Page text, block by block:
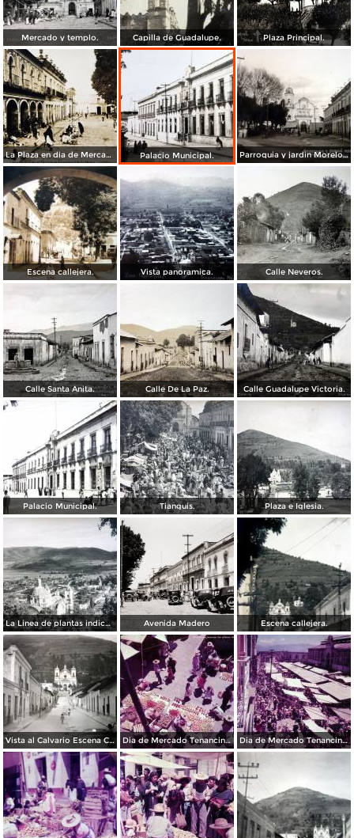
Mercado y templo. Capilla de Guadalupe. Plaza Principal.
La Plaza en dia de Mercado en Tenancingo Edo de Mexico fechada en 1929 Palacio Municipal. Parroquia y jardin Morelos.
Escena callejera. Vista panoramica. Calle Neveros.
Calle Santa Anita. Calle De La Paz. Calle Guadalupe Victoria.
Palacio Municipal. Tianguis. Plaza e Iglesia.
La Linea de plantas indica el camino al Santo Desierto. Avenida Madero Escena callejera.
Vista al Calvario Escena Callejera. Dia de Mercado Tenancingo, Edo. de México 1956 Dia de Mercado Tenancingo, Edo. de México 1956